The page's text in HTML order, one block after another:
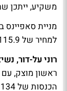
משקיע, ייתכן
למחיר של 115.9 שקל ושווי שוק של 6.42 מיליארד שקל.
רוני על-דור,